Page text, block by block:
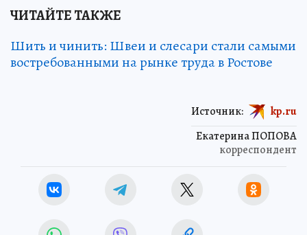
ЧИТАЙТЕ ТАКЖЕ
Шить и чинить: Швеи и слесари стали самыми
востребованными на рынке труда в Ростове
Екатерина ПОПОВА
корреспондент
Источник: kp.ru